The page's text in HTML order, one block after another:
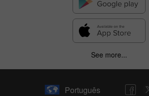
See more...
Português